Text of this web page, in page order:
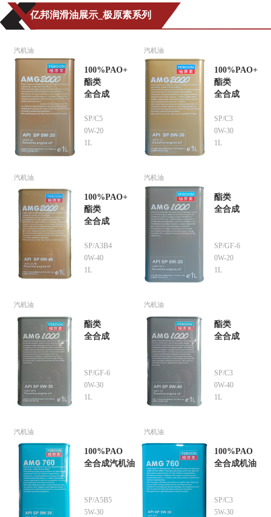
亿邦润滑油展示_极原素系列
汽机油
100%PAO+
酯类
全合成
SP/C5
0W-20
1L
汽机油
100%PAO+
酯类
全合成
SP/C3
0W-30
1L
汽机油
100%PAO+
酯类
全合成
SP/A3B4
0W-40
1L
汽机油
酯类
全合成
SP/GF-6
0W-20
1L
汽机油
酯类
全合成
SP/GF-6
0W-30
1L
汽机油
酯类
全合成
SP/C3
0W-40
1L
汽机油
100%PAO
全合成汽机油
SP/A5B5
5W-30
汽机油
100%PAO
全合成机油
SP/C3
5W-30